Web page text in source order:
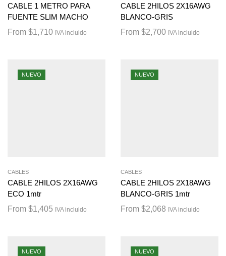
CABLE 1 METRO PARA
FUENTE SLIM MACHO
From $1,710 IVA incluido
CABLE 2HILOS 2X16AWG
BLANCO-GRIS
From $2,700 IVA incluido
NUEVO
CABLES
CABLE 2HILOS 2X16AWG
ECO 1mtr
From $1,405 IVA incluido
NUEVO
CABLES
CABLE 2HILOS 2X18AWG
BLANCO-GRIS 1mtr
From $2,068 IVA incluido
NUEVO NUEVO